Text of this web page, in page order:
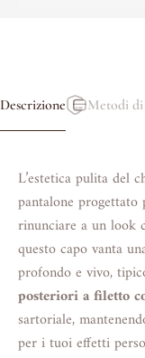
Descrizione Metodi di
L’estetica pulita del
pantalone
rinunciare a un look
questo capo vanta
profondo e vivo,
posteriori a filetto
sartoriale,
per i tuoi effetti